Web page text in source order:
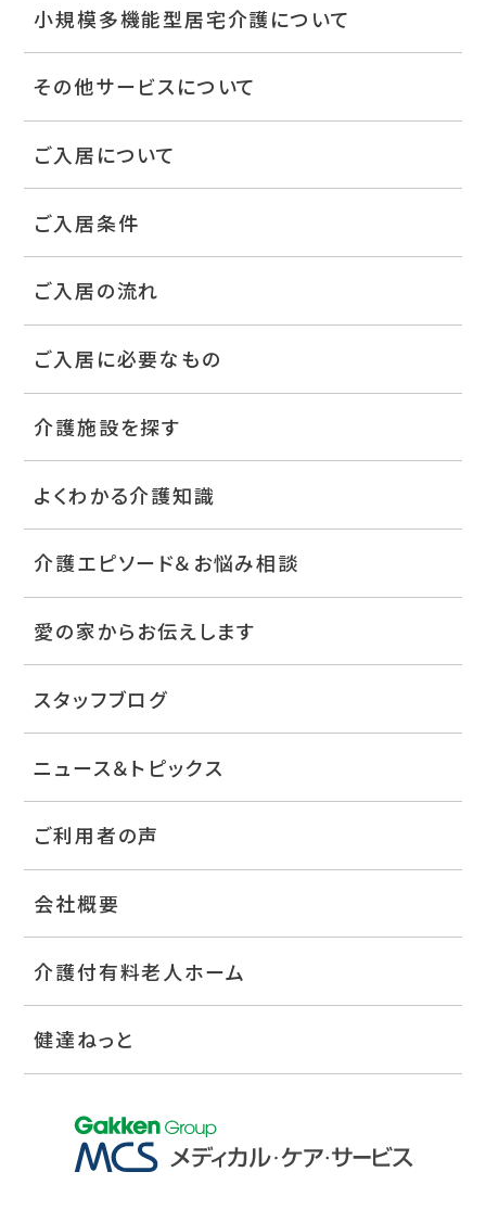
小規模多機能型居宅介護について
その他サービスについて
ご入居について
ご入居条件
ご入居の流れ
ご入居に必要なもの
介護施設を探す
よくわかる介護知識
介護エピソード＆お悩み相談
愛の家からお伝えします
スタッフブログ
ニュース＆トピックス
ご利用者の声
会社概要
介護付有料老人ホーム
健達ねっと